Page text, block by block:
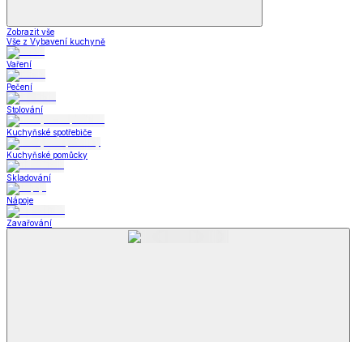
Zobrazit vše
Vše z Vybavení kuchyně
Vaření
Pečení
Stolování
Kuchyňské spotřebiče
Kuchyňské pomůcky
Skladování
Nápoje
Zavařování